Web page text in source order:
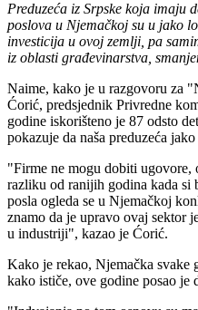
Preduzeća iz Srpske koja imaju
poslova u Njemačkoj su u jako
investicija u ovoj zemlji, pa
iz oblasti građevinarstva,
Naime, kako je u razgovoru za
Ćorić, predsjednik Privredne
godine iskorišteno je 87 odsto
pokazuje da naša preduzeća
"Firme ne mogu dobiti ugovore,
razliku od ranijih godina kada si
posla ogleda se u Njemačkoj
znamo da je upravo ovaj sektor
u industriji", kazao je Ćorić.
Kako je rekao, Njemačka svake
kako ističe, ove godine posao je